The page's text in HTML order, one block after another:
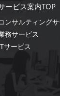
ービス案内TOP
ンサルティング
務サービス
サービス